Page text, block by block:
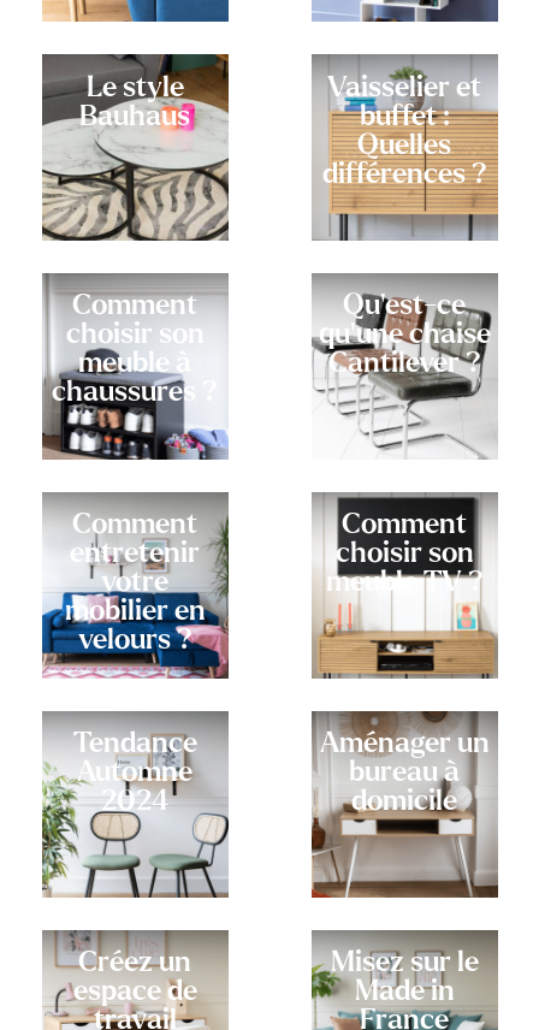
Le style
Bauhaus
Vaisselier et
buffet :
Quelles
différences ?
Comment
choisir son
meuble à
chaussures ?
Qu'est-ce
qu'une chaise
Cantilever ?
Comment
entretenir
votre
mobilier en
velours ?
Comment
choisir son
meuble TV ?
Tendance
Automne
2024
Aménager un
bureau à
domicile
Créez un
espace de
travail
Misez sur le
Made in
France